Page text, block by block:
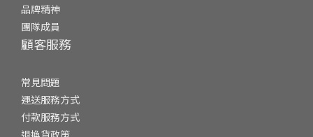
品牌精神
團隊成員
顧客服務
常見問題
運送服務方式
付款服務方式
退換貨政策